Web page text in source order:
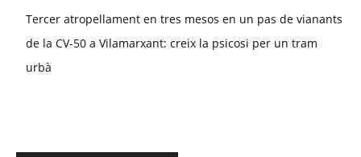
Tercer atropellament en tres mesos en un pas de vianants
de la CV-50 a Vilamarxant: creix la psicosi per un tram
urbà